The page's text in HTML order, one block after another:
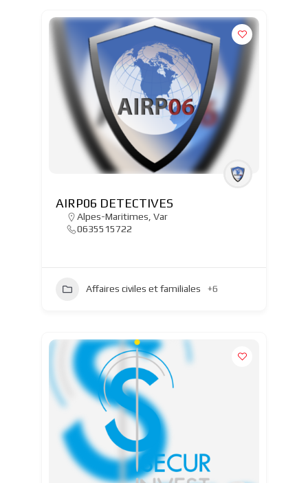
AIRP06 DETECTIVES
Alpes-Maritimes Var
0635515722
Affaires civiles et familiales +6